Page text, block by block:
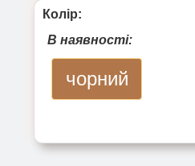
Колір:
В наявності:
чорний